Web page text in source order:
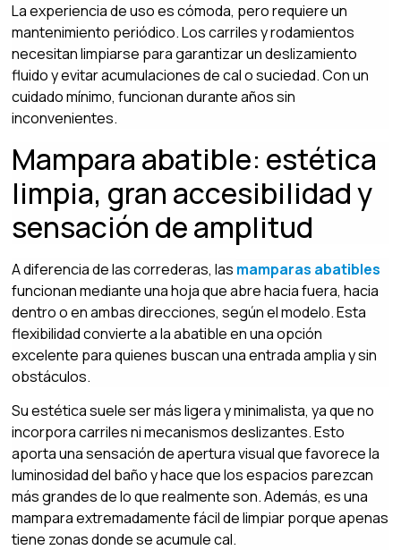
La experiencia de uso es cómoda, pero requiere un
mantenimiento periódico. Los carriles y rodamientos
necesitan limpiarse para garantizar un deslizamiento
fluido y evitar acumulaciones de cal o suciedad. Con un
cuidado mínimo, funcionan durante años sin
inconvenientes.
Mampara abatible: estética
limpia, gran accesibilidad y
sensación de amplitud
A diferencia de las correderas, las mamparas abatibles
funcionan mediante una hoja que abre hacia fuera, hacia
dentro o en ambas direcciones, según el modelo. Esta
flexibilidad convierte a la abatible en una opción
excelente para quienes buscan una entrada amplia y sin
obstáculos.
Su estética suele ser más ligera y minimalista, ya que no
incorpora carriles ni mecanismos deslizantes. Esto
aporta una sensación de apertura visual que favorece la
luminosidad del baño y hace que los espacios parezcan
más grandes de lo que realmente son. Además, es una
mampara extremadamente fácil de limpiar porque apenas
tiene zonas donde se acumule cal.